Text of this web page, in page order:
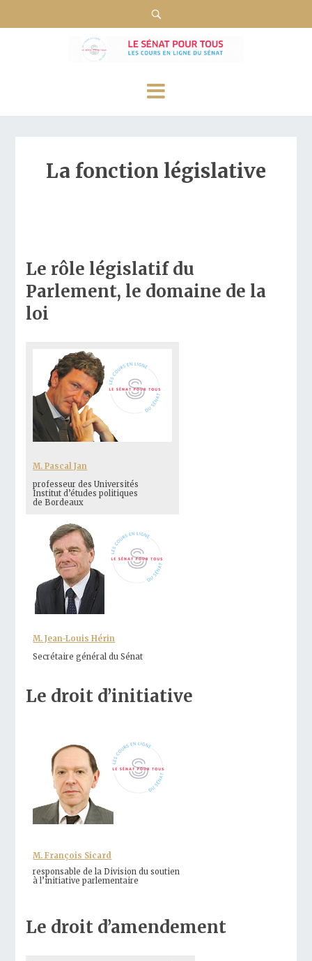
La fonction législative
Le rôle législatif du
Parlement, le domaine de la
loi
M. Pascal Jan
professeur des Universités
Institut d’études politiques
de Bordeaux
M. Jean-Louis Hérin
Secrétaire général du Sénat
Le droit d’initiative
M. François Sicard
responsable de la Division du soutien
à l’initiative parlementaire
Le droit d’amendement